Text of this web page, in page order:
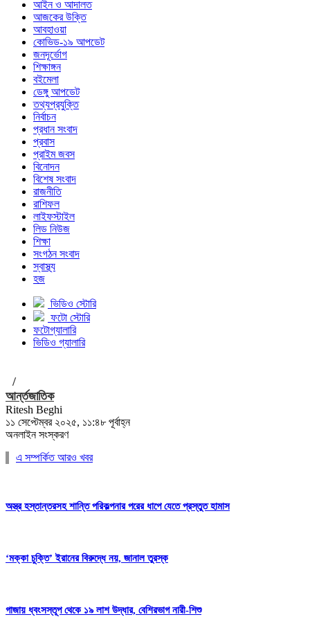
আইন ও আদালত
আজকের উক্তি
আবহাওয়া
কোভিড-১৯ আপডেট
জনদূর্ভোগ
শিক্ষাঙ্গন
বইমেলা
ডেঙ্গু আপডেট
তথ্যপ্রযুক্তি
নির্বাচন
প্রধান সংবাদ
প্রবাস
প্রাইম জবস
বিনোদন
বিশেষ সংবাদ
রাজনীতি
রাশিফল
লাইফস্টাইল
লিড নিউজ
শিক্ষা
সংগঠন সংবাদ
স্বাস্থ্য
হজ
ভিডিও স্টোরি
ফটো স্টোরি
ফটোগ্যালারি
ভিডিও গ্যালারি
/
আর্ন্তজাতিক
Ritesh Beghi
১১ সেপ্টেম্বর ২০২৫, ১১:৪৮ পূর্বাহ্ন
অনলাইন সংস্করণ
এ সম্পর্কিত আরও খবর
অস্ত্র হস্তান্তরসহ শান্তি পরিকল্পনার পরের ধাপে যেতে প্রস্তুত হামাস
‘মক্কা চুক্তি’ ইরানের বিরুদ্ধে নয়, জানাল তুরস্ক
গাজায় ধ্বংসস্তূপ থেকে ১৯ লাশ উদ্ধার, বেশিরভাগ নারী-শিশু